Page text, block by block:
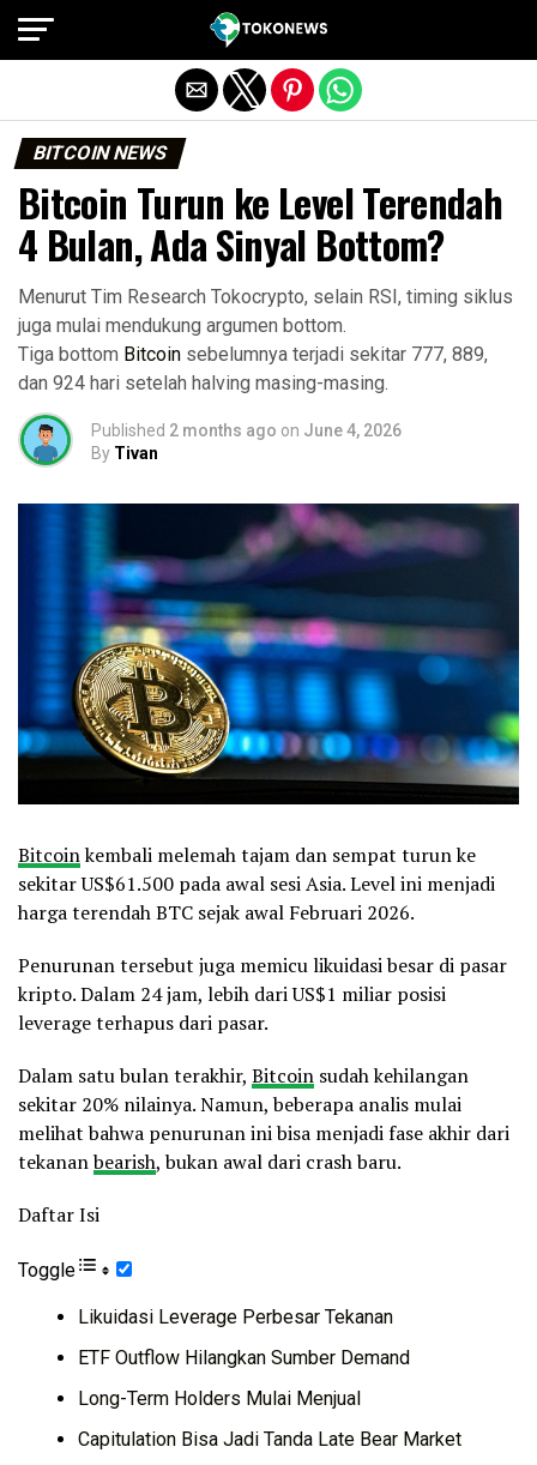
BITCOIN NEWS
Bitcoin Turun ke Level Terendah
4 Bulan, Ada Sinyal Bottom?
Menurut Tim Research Tokocrypto, selain RSI, timing siklus
juga mulai mendukung argumen bottom.
Tiga bottom Bitcoin sebelumnya terjadi sekitar 777, 889,
dan 924 hari setelah halving masing-masing.
Published 2 months ago on June 4, 2026
By Tivan
Bitcoinkembali melemah tajam dan sempat turun ke
sekitar US$61.500 pada awal sesi Asia. Level ini menjadi
harga terendah BTC sejak awal Februari 2026.
Penurunan tersebut juga memicu likuidasi besar di pasar
kripto. Dalam 24 jam, lebih dari US$1 miliar posisi
leverage terhapus dari pasar.
Dalam satu bulan terakhir, Bitcoin sudah kehilangan
sekitar 20% nilainya. Namun, beberapa analis mulai
melihat bahwa penurunan ini bisa menjadi fase akhir dari
tekananbearish, bukan awal dari crash baru.
Daftar Isi
Toggle
Likuidasi Leverage Perbesar Tekanan
ETF Outflow Hilangkan Sumber Demand
Long-Term Holders Mulai Menjual
Capitulation Bisa Jadi Tanda Late Bear Market
Exit mobile version